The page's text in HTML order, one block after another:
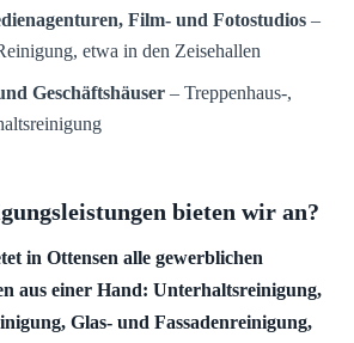
Film- und Fotostudios –
etwa in den Zeisehallen
Geschäftshäuser – Treppenhaus-,
bieten wir an?
in Ottensen alle gewerblichen
aus einer Hand: Unterhaltsreinigung,
Glas- und Fassadenreinigung,